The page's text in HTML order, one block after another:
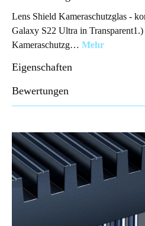
Lens Shield Kameraschutzglas -
Galaxy S22 Ultra in
Kameraschutzg… Mehr
Eigenschaften
Bewertungen